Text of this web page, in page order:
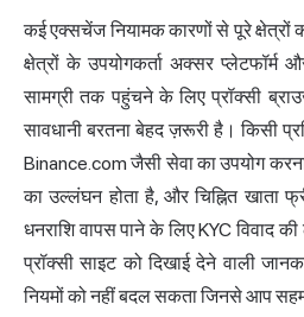
कई एक्सचेंज नियामक कारणों से पूरे क्षेत्रों
क्षेत्रों के उपयोगकर्ता अक्सर प्लेटफॉर्म
सामग्री तक पहुंचने के लिए प्रॉक्सी
सावधानी बरतना बेहद ज़रूरी है। किसी
Binance.com जैसी सेवा का उपयोग करना
का उल्लंघन होता है, और चिह्नित खाता
धनराशि वापस पाने के लिए KYC विवाद
प्रॉक्सी साइट को दिखाई देने वाली
नियमों को नहीं बदल सकता जिनसे आप